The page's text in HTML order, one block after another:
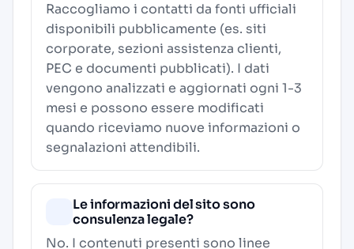
Raccogliamo i contatti da fonti ufficiali
disponibili pubblicamente (es. siti
corporate, sezioni assistenza clienti,
PEC e documenti pubblicati). I dati
vengono analizzati e aggiornati ogni 1-3
mesi e possono essere modificati
quando riceviamo nuove informazioni o
segnalazioni attendibili.
Le informazioni del sito sono
consulenza legale?
No. I contenuti presenti sono linee